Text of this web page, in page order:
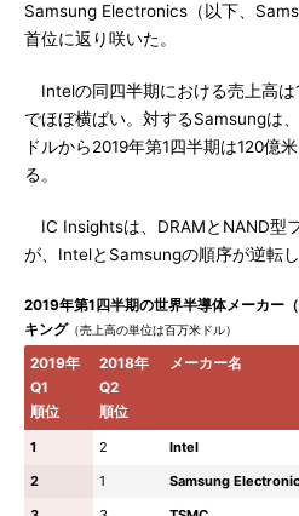
Samsung Electronics（以下、
首位に返り咲いた。
Intelの同四半期における売上高は
でほぼ横ばい。対するSamsungは
ドルから2019年第1四半期は120億
る。
IC Insightsは、DRAMとNAND型
が、IntelとSamsungの順序が逆転
2019年第1四半期の世界半導体メーカー
キング（売上高の単位は百万米ドル）
2019年
Q1
順位
2018年
Q2
順位
メーカー名
1 2 Intel
2
1 Samsung